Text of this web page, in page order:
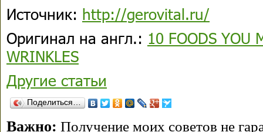
Источник: http://gerovital.ru/
Оригинал на англ.: 10 FOODS YOU
WRINKLES
Другие статьи
Поделиться…
Важно: Получение моих советов не